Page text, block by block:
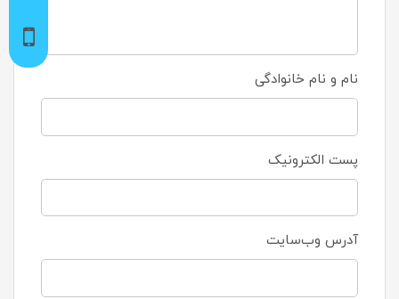
نام و نام خانوادگی
پست الکترونیک
آدرس وب‌سایت